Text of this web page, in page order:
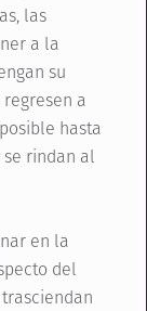
las
a la
su
a
hasta
rindan al
en la
del